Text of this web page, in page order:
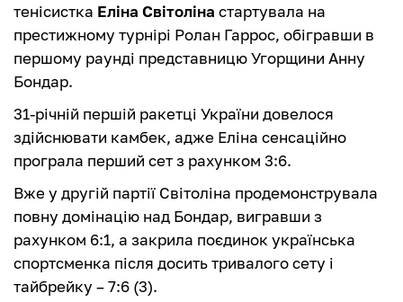
тенісистка Еліна Світоліна стартувала на
престижному турнірі Ролан Гаррос, обігравши в
першому раунді представницю Угорщини Анну
Бондар.
31-річній першій ракетці України довелося
здійснювати камбек, адже Еліна сенсаційно
програла перший сет з рахунком 3:6.
Вже у другій партії Світоліна продемонструвала
повну домінацію над Бондар, вигравши з
рахунком 6:1, а закрила поєдинок українська
спортсменка після досить тривалого сету і
тайбрейку – 7:6 (3).